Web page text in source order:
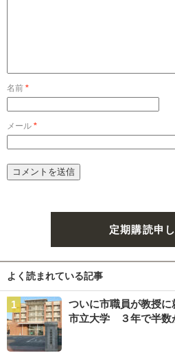
名前 *
メール *
定期購読申
よく読まれている記事
ついに市職員が教授
市立大学 ３年で半数